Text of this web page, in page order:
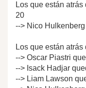
Los que están
20
--> Nico
Los que están
--> Oscar Piastri
--> Isack Hadjar
--> Liam Lawson